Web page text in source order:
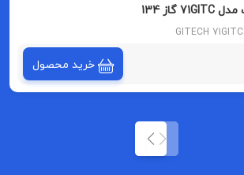
GITECH
خرید محصول